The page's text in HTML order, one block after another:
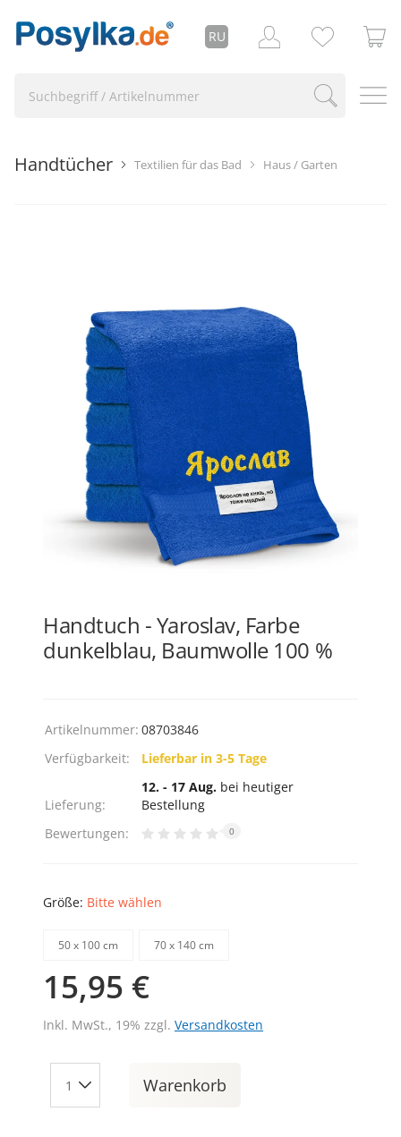
RU
Haus / Garten
Textilien für das Bad
Handtücher
Handtuch - Yaroslav, Farbe
dunkelblau, Baumwolle 100 %
Artikelnummer: 08703846
Verfügbarkeit:
Lieferbar in 3-5 Tage
Lieferung:
12. - 17 Aug. bei heutiger
Bestellung
Bewertungen:
0
Größe: Bitte wählen
50 х 100 cm 70 х 140 cm
15,95 €
Inkl. MwSt., 19% zzgl. Versandkosten
Warenkorb